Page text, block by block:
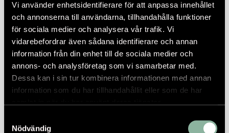
Vi använder enhetsidentifierare för att anpassa innehållet
och annonserna till användarna, tillhandahålla funktioner
för sociala medier och analysera vår trafik. Vi
vidarebefordrar även sådana identifierare och annan
information från din enhet till de sociala medier och
annons- och analysföretag som vi samarbetar med.
Dessa kan i sin tur kombinera informationen med annan
information som du har tillhandahållit eller som de har
Nödvändig